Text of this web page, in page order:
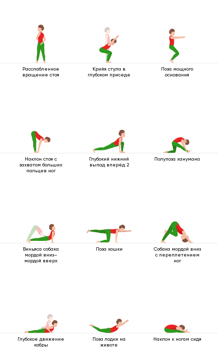
Расслабленное
вращение стоя
Крийя стула в
глубоком приседе
Поза мощного
основания
Наклон стоя с
захватом больших
пальцев ног
Глубокий нижний
выпад вперёд 2
Полупоза ханумана
Виньяса собака
мордой вниз–
мордой вверх
Поза кошки
Собака мордой вниз
с переплетением
ног
Глубокое движение
кобры
Поза лодки на
животе
Наклон к ногам сидя